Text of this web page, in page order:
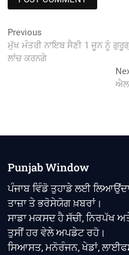
Post
navigation
Previous
post:
ਮੁੱਖ ਮੰਤਰੀ ਨਾਇਬ ਸੈਣੀ 1 ਜੂਨ ਨੂੰ
ਲਾਂਚ ਕਰਨਗੇ
Punjab Window
ਪੰਜਾਬ ਵਿੰਡੋ ਤੁਹਾਡੇ ਲਈ
ਤਾਜ਼ਾ ਤੇ ਭਰੋਸੇਯੋਗ ਖ਼ਬਰਾਂ।
ਸਾਡਾ ਮਕਸਦ ਹੈ ਸੱਚੀ, ਨਿਰਪੱਖ
ਤੁਸੀਂ ਹਰ ਵੇਲੇ ਅਪਡੇਟ ਰਹੋ।
ਸਿਆਸਤ, ਮਨੋਰੰਜਨ, ਖੇਡਾਂ,